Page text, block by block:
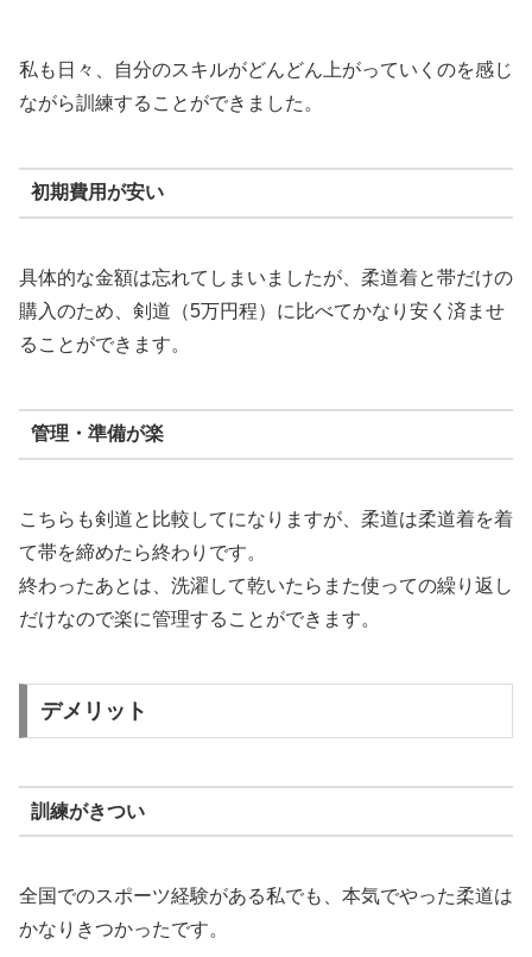
私も日々、自分のスキルがどんどん上がっていくのを感じ
ながら訓練することができました。
初期費用が安い
具体的な金額は忘れてしまいましたが、柔道着と帯だけの
購入のため、剣道（5万円程）に比べてかなり安く済ませ
ることができます。
管理・準備が楽
こちらも剣道と比較してになりますが、柔道は柔道着を着
て帯を締めたら終わりです。
終わったあとは、洗濯して乾いたらまた使っての繰り返し
だけなので楽に管理することができます。
デメリット
訓練がきつい
全国でのスポーツ経験がある私でも、本気でやった柔道は
かなりきつかったです。